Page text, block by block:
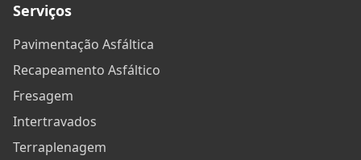
Serviços
Pavimentação Asfáltica
Recapeamento Asfáltico
Fresagem
Intertravados
Terraplenagem